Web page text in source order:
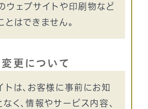
ウェブサイトや印刷物など
はできません。
更について
トは、お客様に事前にお知
く、情報やサービス内容、